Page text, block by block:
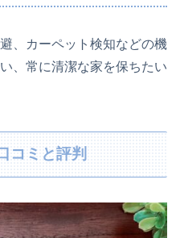
、カーペット検知などの機
、常に清潔な家を保ちたい
コミと評判